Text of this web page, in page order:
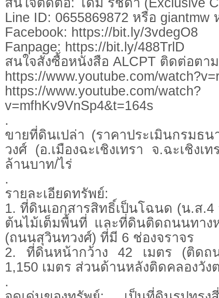
Line ID: 0655869872 หรือ giantmw
Facebook: https://bit.ly/3vdegO8
Fanpage: https://bit.ly/488TrlD
สนใจสั่งซื้อหนังสือ ALCPT ติดต่อตา
https://www.youtube.com/
https://www.youtube.com/watch?
v=mfhKv9VnSp4&t=164s
.
ขายที่ดินเปล่า (ราคาประเมินกรมธ
วงศ์ (อ.เมืองฉะเชิงเทรา จ.ฉะเชิงเ
ล้านบาท/ไร่
.
รายละเอียดทรัพย์:
1. ที่ดินเอกสารสิทธิ์เป็นโฉนด (น.ส.4
ต้นไม้เต็มพื้นที่ และที่ดินติดถนนทาง
(ถนนสุวินทวงศ์) ที่มี 6 ช่องจราจร
2. ที่ดินหน้ากว้าง 42 เมตร (ติดถ
1,150 เมตร ส่วนด้านหลังติดคลองวัง
.